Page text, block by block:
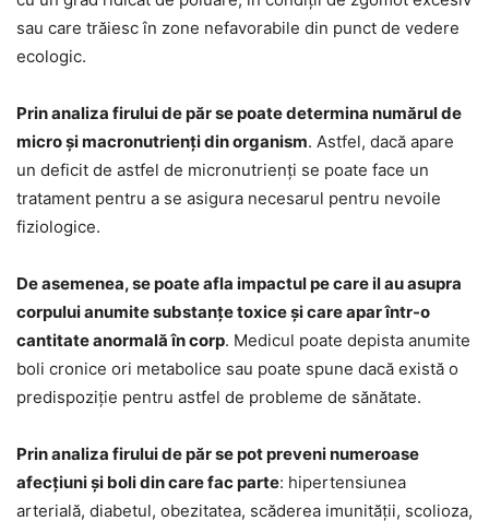
sau care trăiesc în zone nefavorabile din punct de vedere
ecologic.
Prin analiza firului de păr se poate determina numărul de
micro și macronutrienți din organism. Astfel, dacă apare
un deficit de astfel de micronutrienți se poate face un
tratament pentru a se asigura necesarul pentru nevoile
fiziologice.
De asemenea, se poate afla impactul pe care il au asupra
corpului anumite substanțe toxice și care apar într-o
cantitate anormală în corp. Medicul poate depista anumite
boli cronice ori metabolice sau poate spune dacă există o
predispoziție pentru astfel de probleme de sănătate.
Prin analiza firului de păr se pot preveni numeroase
afecțiuni și boli din care fac parte: hipertensiunea
arterială, diabetul, obezitatea, scăderea imunității, scolioza,